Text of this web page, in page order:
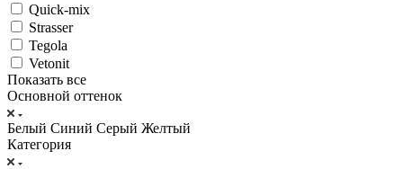
Quick-mix
Strasser
Tegola
Vetonit
Показать все
Основной оттенок
Белый Синий Серый Желтый
Категория